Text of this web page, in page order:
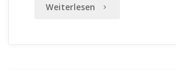
Weiterlesen "Jump